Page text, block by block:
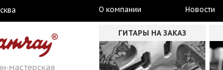
О компании Новости
мастерская
ГИТАРЫ НА ЗАКАЗ